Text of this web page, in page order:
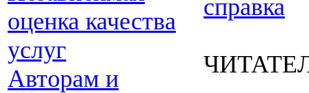
оценка качества
услуг
Авторам и
справка